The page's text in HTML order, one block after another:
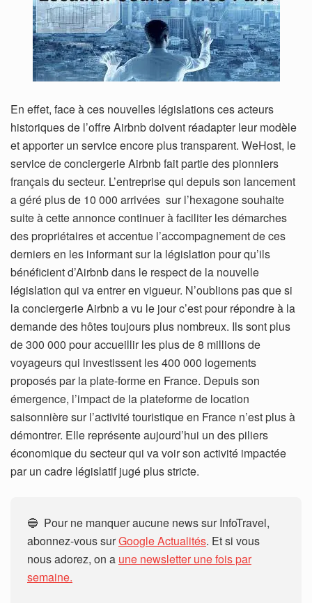
En effet, face à ces nouvelles législations ces acteurs
historiques de l’offre Airbnb doivent réadapter leur modèle
et apporter un service encore plus transparent. WeHost, le
service de conciergerie Airbnb fait partie des pionniers
français du secteur. L’entreprise qui depuis son lancement
a géré plus de 10 000 arrivées sur l’hexagone souhaite
suite à cette annonce continuer à faciliter les démarches
des propriétaires et accentue l’accompagnement de ces
derniers en les informant sur la législation pour qu’ils
bénéficient d’Airbnb dans le respect de la nouvelle
législation qui va entrer en vigueur. N’oublions pas que si
la conciergerie Airbnb a vu le jour c’est pour répondre à la
demande des hôtes toujours plus nombreux. Ils sont plus
de 300 000 pour accueillir les plus de 8 millions de
voyageurs qui investissent les 400 000 logements
proposés par la plate-forme en France. Depuis son
émergence, l’impact de la plateforme de location
saisonnière sur l’activité touristique en France n’est plus à
démontrer. Elle représente aujourd’hui un des piliers
économique du secteur qui va voir son activité impactée
par un cadre législatif jugé plus stricte.
🔵 Pour ne manquer aucune news sur InfoTravel,
abonnez-vous surGoogle Actualités. Et si vous
nous adorez, on a une newsletter une fois par
semaine.